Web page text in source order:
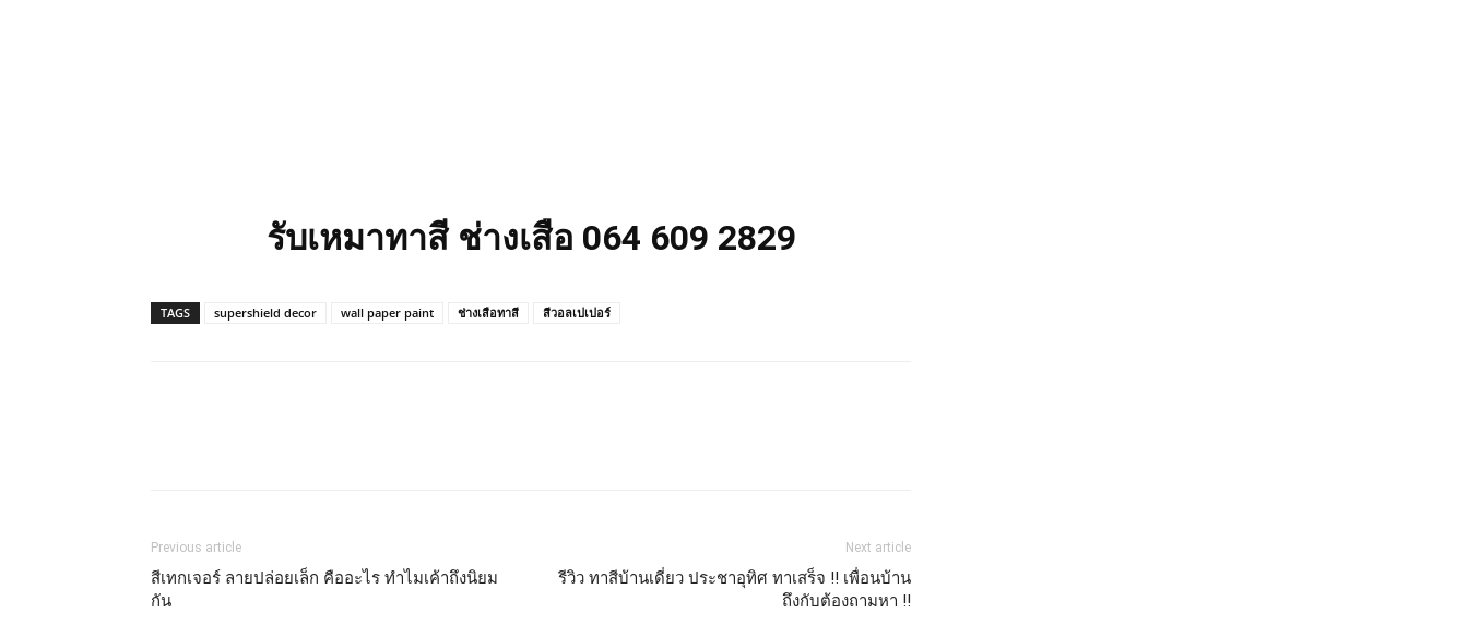
รับเหมาทาสี ช่างเสือ 064 609 2829
TAGS supershield decor wall paper paint ช่างเสือทาสี สีวอลเปเปอร์
Previous article
สีเทกเจอร์ ลายปล่อยเล็ก คืออะไร ทำไมเค้าถึงนิยม
กัน
Next article
รีวิว ทาสีบ้านเดี่ยว ประชาอุทิศ ทาเสร็จ !! เพื่อนบ้าน
ถึงกับต้องถามหา !!